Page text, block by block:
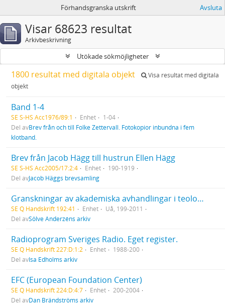
Förhandsgranska utskrift Avsluta
Visar 68623 resultat
Arkivbeskrivning
Utökade sökmöjligheter
1800 resultat med digitala objekt
Visa resultat med digitala
objekt
Band 1-4
SE S-HS Acc1976/89:1 Enhet
1-04
Del avBrev från och till Folke Zettervall. Fotokopior inbundna i fem
klotband.
Brev från Jacob Hägg till hustrun Ellen Hägg
SE S-HS Acc2005/17:2:4 Enhet
190-1919
Del avJacob Häggs brevsamling
Granskningar av akademiska avhandlingar i teologi och sociologi,
SE Q Handskrift 192:41 Enhet
Uå, 199-2011
Del avSölve Anderzéns arkiv
Radioprogram Sveriges Radio. Eget register.
SE Q Handskrift 227:D:1:2 Enhet
1988-200
Del avIsa Edholms arkiv
EFC (European Foundation Center)
SE Q Handskrift 224:D:4:7 Enhet
200-2004
Del avDan Brändströms arkiv